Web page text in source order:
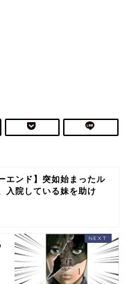
エンド】突如始まったル
入院している妹を助け